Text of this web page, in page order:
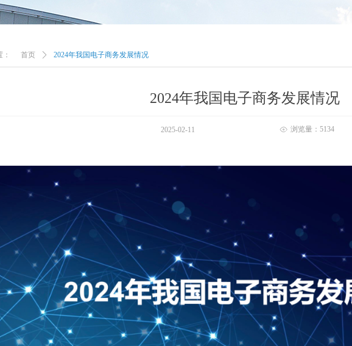
2024年我国电子商务发展情况
首页 ꄲ 2024年我国电子商务发展情况
2025-02-11 ꁖ 浏览量： 5134